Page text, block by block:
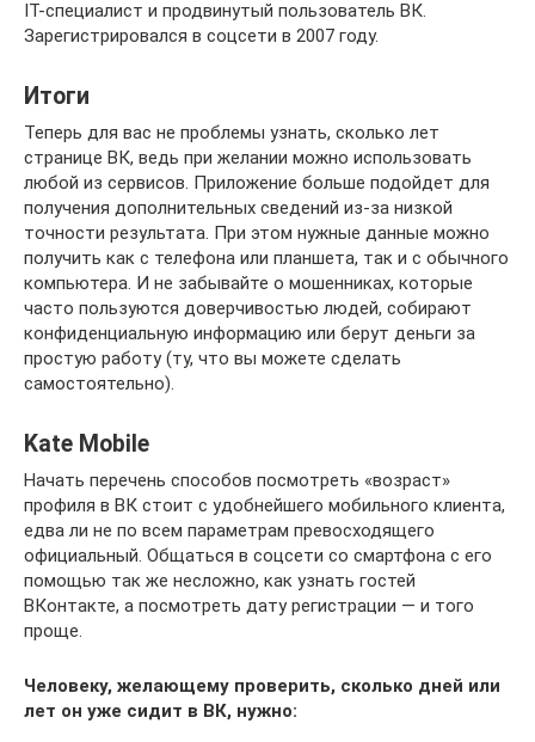
IT-специалист и продвинутый пользователь ВК.
Зарегистрировался в соцсети в 2007 году.
Итоги
Теперь для вас не проблемы узнать, сколько лет
странице ВК, ведь при желании можно использовать
любой из сервисов. Приложение больше подойдет для
получения дополнительных сведений из-за низкой
точности результата. При этом нужные данные можно
получить как с телефона или планшета, так и с обычного
компьютера. И не забывайте о мошенниках, которые
часто пользуются доверчивостью людей, собирают
конфиденциальную информацию или берут деньги за
простую работу (ту, что вы можете сделать
самостоятельно).
Kate Mobile
Начать перечень способов посмотреть «возраст»
профиля в ВК стоит с удобнейшего мобильного клиента,
едва ли не по всем параметрам превосходящего
официальный. Общаться в соцсети со смартфона с его
помощью так же несложно, как узнать гостей
ВКонтакте, а посмотреть дату регистрации — и того
проще.
Человеку, желающему проверить, сколько дней или
лет он уже сидит в ВК, нужно: